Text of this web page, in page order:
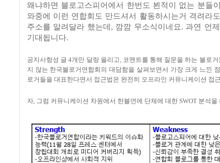
왜냐하면 블로고스피어에서 한번도 뵌적이 없는 분들
와중에 이런 연합회도 만드셔서 활동하시는거 격려라
주소를 알려달라 했는데, 깜깜 무소식이네요. 과연 언
기대됩니다.
공지사항성 글 4개만 달랑 올리고, 코멘트를 통해 질문을 하는 블로
지 않는 한국블로거연합회의 대담함을 살펴보면서 가장 크게 느낀
로거들을 대표한다면서 접근법은 완전히 오프라인 커뮤니케이션 접
자, 그럼 커뮤니케이션 차원에서 한블연에 단체에 대한 SWOT 분석을